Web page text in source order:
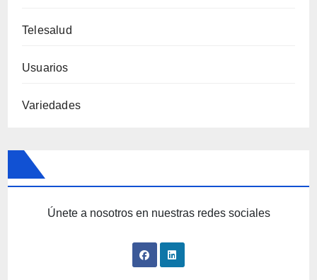
Telesalud
Usuarios
Variedades
Únete a nosotros en nuestras redes sociales